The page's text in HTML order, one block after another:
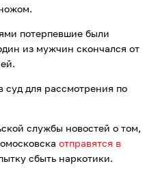
потерпевшие были
из мужчин скончался от
суд для рассмотрения по
службы новостей о том,
отправятся в
сбыть наркотики.